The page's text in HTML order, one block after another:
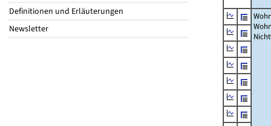
Definitionen und Erläuterungen
Newsletter